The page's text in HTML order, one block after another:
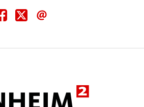
Teile
diese
Teile
diese